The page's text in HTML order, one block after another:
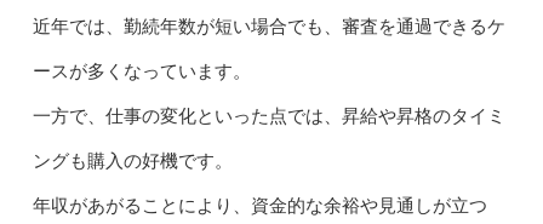
近年では、勤続年数が短い場合でも、審査を通過できるケ
ースが多くなっています。
一方で、仕事の変化といった点では、昇給や昇格のタイミ
ングも購入の好機です。
年収があがることにより、資金的な余裕や見通しが立つ